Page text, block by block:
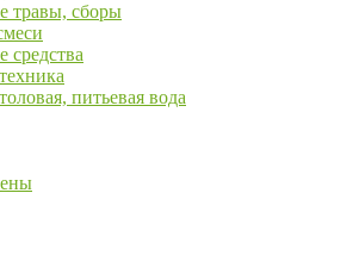
травы, сборы
средства
питьевая вода